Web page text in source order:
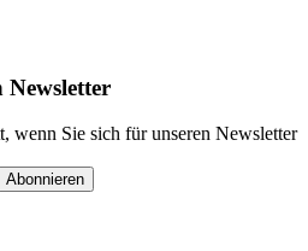
Newsletter
wenn Sie sich für unseren Newsletter
Abonnieren